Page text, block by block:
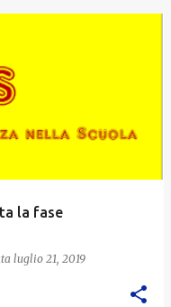
la fase
luglio 21, 2019